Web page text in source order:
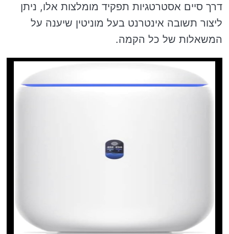
דרך סיים אסטרטגיות תפקיד מומלצות אלו, ניתן
ליצור תשובה אינטרנט בעל מוניטין שיענה על
המשאלות של כל הקמה.